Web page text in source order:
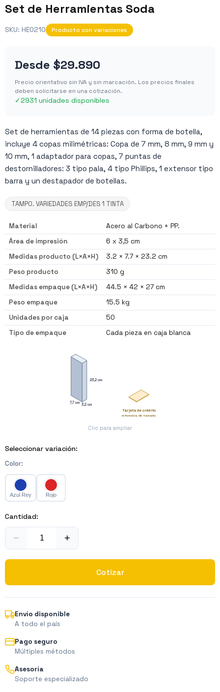
Set de Herramientas Soda
SKU: HE0210 Producto con variaciones
Desde $29.890
Precio orientativo sin IVA y sin marcación. Los precios finales
deben solicitarse en una cotización.
✓2931 unidades disponibles
Set de herramientas de 14 piezas con forma de botella,
incluye 4 copas milimétricas: Copa de 7 mm, 8 mm, 9 mm y
10 mm, 1 adaptador para copas, 7 puntas de
destornilladores: 3 tipo pala, 4 tipo Phillips, 1 extensor tipo
barra y un destapador de botellas.
TAMPO. VARIEDADES EMP/DES 1 TINTA
Material
Acero al Carbono + PP.
Área de impresión
6 x 3,5 cm
Medidas producto (L×A×H)
3.2 × 7.7 × 23.2 cm
Peso producto
310 g
Medidas empaque (L×A×H)
44.5 × 42 × 27 cm
Peso empaque
15.5 kg
Unidades por caja
50
Tipo de empaque
Cada pieza en caja blanca
3,2 cm
7,7 cm
23,2 cm
Tarjeta de crédito
referencia de tamaño
Clic para ampliar
Seleccionar variación:
Color:
Azul Rey Rojo
Cantidad:
− +
Cotizar
Envío disponible
A todo el país
Pago seguro
Múltiples métodos
Asesoría
Soporte especializado